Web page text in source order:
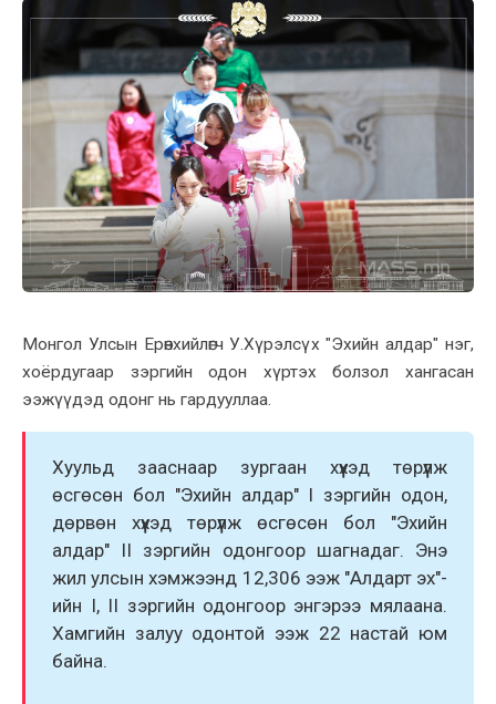
Монгол Улсын Ерөнхийлөгч У.Хүрэлсүх "Эхийн алдар" нэг,
хоёрдугаар зэргийн одон хүртэх болзол хангасан
ээжүүдэд одонг нь гардууллаа.
Хуульд зааснаар зургаан хүүхэд төрүүлж
өсгөсөн бол "Эхийн алдар" I зэргийн одон,
дөрвөн хүүхэд төрүүлж өсгөсөн бол "Эхийн
алдар" II зэргийн одонгоор шагнадаг. Энэ
жил улсын хэмжээнд 12,306 ээж "Алдарт эх"-
ийн I, II зэргийн одонгоор энгэрээ мялаана.
Хамгийн залуу одонтой ээж 22 настай юм
байна.